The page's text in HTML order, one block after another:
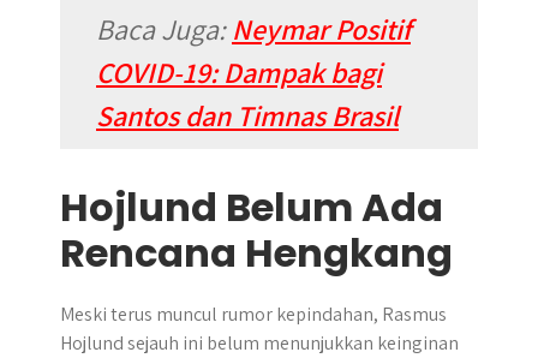
Baca Juga:Neymar Positif
COVID-19: Dampak bagi
Santos dan Timnas Brasil
Hojlund Belum Ada
Rencana Hengkang
Meski terus muncul rumor kepindahan, Rasmus
Hojlund sejauh ini belum menunjukkan keinginan